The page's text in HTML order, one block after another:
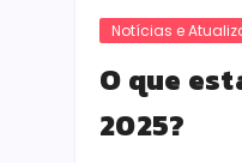
Notícias e
O que
2025?